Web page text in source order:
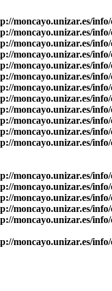
moncayo.unizar.es/
moncayo.unizar.es/
moncayo.unizar.es/
moncayo.unizar.es/
moncayo.unizar.es/
moncayo.unizar.es/
moncayo.unizar.es/
moncayo.unizar.es/info/
moncayo.unizar.es/info/
moncayo.unizar.es/
moncayo.unizar.es/
moncayo.unizar.es/
moncayo.unizar.es/
moncayo.unizar.es/
moncayo.unizar.es/
moncayo.unizar.es/
moncayo.unizar.es/
moncayo.unizar.es/